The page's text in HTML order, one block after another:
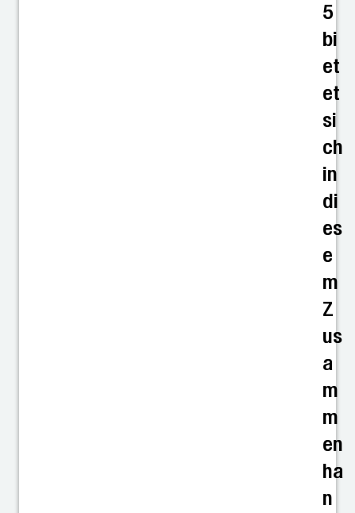
5
bi
et
et
si
ch
in
di
es
e
m
Z
us
a
m
m
en
ha
n